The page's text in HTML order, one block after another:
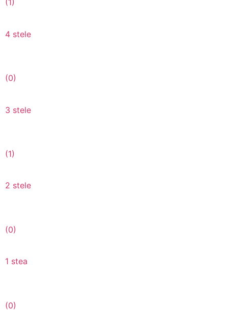
(1)
4 stele
(0)
3 stele
(1)
2 stele
(0)
1 stea
(0)